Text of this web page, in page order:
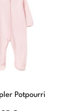
Potpourri